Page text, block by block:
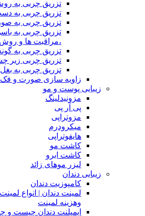
تزریق چربی به
تزریق چربی به
تزریق چربی به
تزریق چربی به
،مراقبت ها و روش
تزریق چربی به
تزریق چربی زیر
تزریق چربی به
زاویه سازی صورت و فک
زیبایی پوست و مو
مزونیدلینگ
پی آر پی
مزوتراپی
میکرودرم
هایفوتراپی
کاشت مو
کاشت ابرو
لیزر موهای زائد
زیبایی دندان
کامپوزیت دندان
لمینت دندان | انواع
وهزینه لمینت
ایمپلنت دندان چیست و